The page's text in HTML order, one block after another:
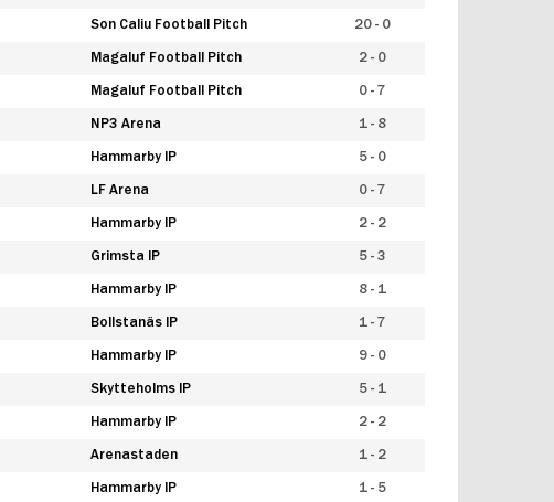
Son Caliu Football Pitch 20 - 0
Magaluf Football Pitch 2 - 0
Magaluf Football Pitch 0 - 7
NP3 Arena 1 - 8
Hammarby IP 5 - 0
LF Arena 0 - 7
Hammarby IP 2 - 2
Grimsta IP 5 - 3
Hammarby IP 8 - 1
Bollstanäs IP 1 - 7
Hammarby IP 9 - 0
Skytteholms IP 5 - 1
Hammarby IP 2 - 2
Arenastaden 1 - 2
Hammarby IP 1 - 5